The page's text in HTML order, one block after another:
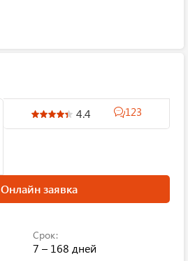
4.4 123
Онлайн заявка
Срок:
7 – 168 дней